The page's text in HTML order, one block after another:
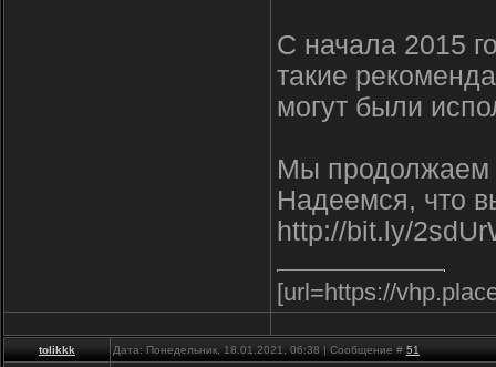
С начала 2015
такие
могут были
Мы продолжаем
Надеемся, что
http://bit.ly/
[url=https://
tolikkk Дата: Понедельник, 18.01.2021, 06:38 | Сообщение # 51